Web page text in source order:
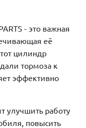
- это важная
её
цилиндр
тормоза к
эффективно
улучшить работу
повысить